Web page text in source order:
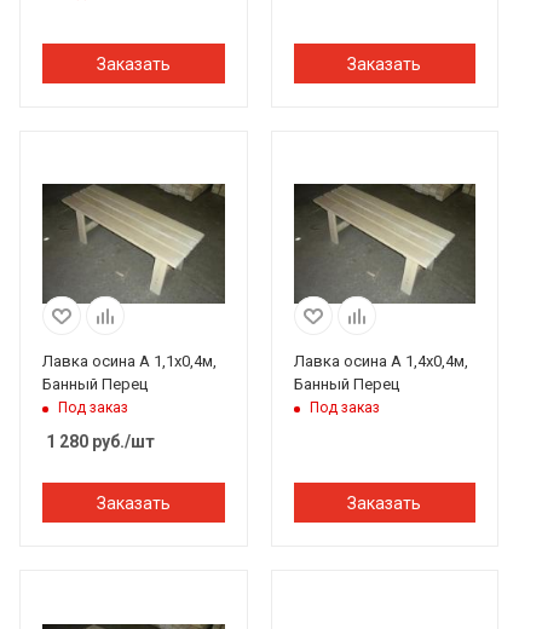
Заказать Заказать
Лавка осина А 1,1х0,4м,
Банный Перец
Под заказ
1 280 руб./шт
Заказать
Лавка осина А 1,4х0,4м,
Банный Перец
Под заказ
Заказать